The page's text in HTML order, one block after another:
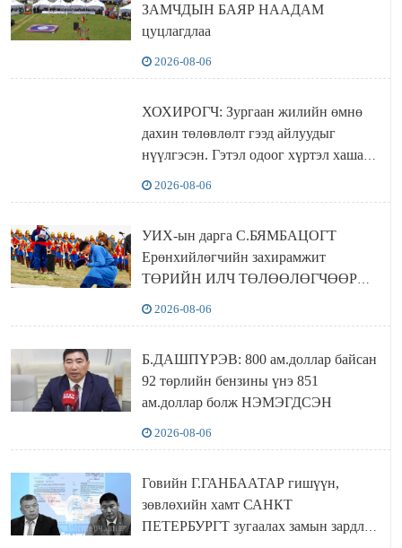
ЗАМЧДЫН БАЯР НААДАМ
цуцлагдлаа
2026-08-06
ХОХИРОГЧ: Зургаан жилийн өмнө
дахин төлөвлөлт гээд айлуудыг
нүүлгэсэн. Гэтэл одоог хүртэл хашаа
2026-08-06
УИХ-ын дарга С.БЯМБАЦОГТ
Ерөнхийлөгчийн захирамжит
ТӨРИЙН ИЛЧ ТӨЛӨӨЛӨГЧӨӨР
2026-08-06
Б.ДАШПҮРЭВ: 800 ам.доллар байсан
92 төрлийн бензины үнэ 851
ам.доллар болж НЭМЭГДСЭН
2026-08-06
Говийн Г.ГАНБААТАР гишүүн,
зөвлөхийн хамт САНКТ
ПЕТЕРБУРГТ зугаалах замын зардлаа